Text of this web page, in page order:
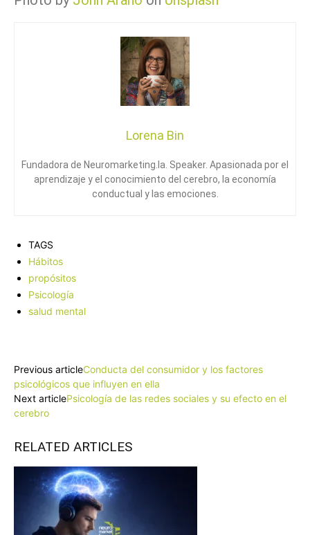
Lorena Bin
Fundadora de Neuromarketing.la. Speaker. Apasionada por el
aprendizaje y el conocimiento del cerebro, la economía
conductual y las emociones.
TAGS
Hábitos
propósitos
Psicología
salud mental
Previous articleConducta del consumidor y los factores
psicológicos que influyen en ella
Next articlePsicología de las redes sociales y su efecto en el
cerebro
RELATED ARTICLES